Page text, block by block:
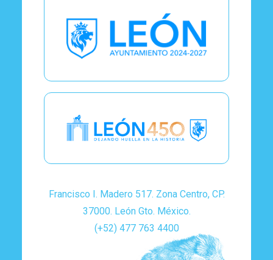
Francisco I. Madero 517. Zona Centro, CP.
37000. León Gto. México.
(+52) 477 763 4400